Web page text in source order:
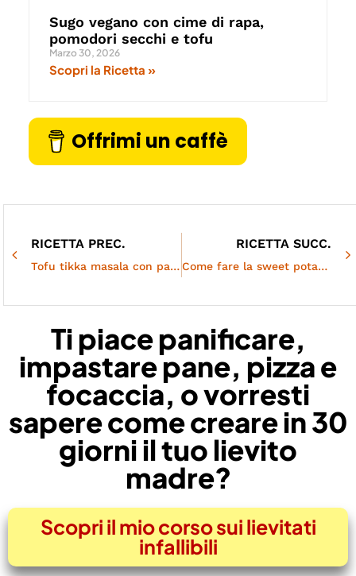
Sugo vegano con cime di rapa,
pomodori secchi e tofu
Marzo 30, 2026
Scopri la Ricetta »
Offrimi un caffè
RICETTA PREC.
Tofu tikka masala con pane naan
RICETTA SUCC.
Come fare la sweet potato pie vegana
Ti piace panificare,
impastare pane, pizza e
focaccia, o vorresti
sapere come creare in 30
giorni il tuo lievito
madre?
Scopri il mio corso sui lievitati
infallibili